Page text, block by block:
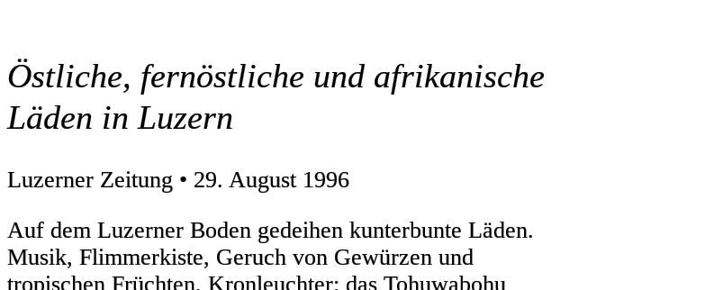
Östliche, fernöstliche und afrikanische
Läden in Luzern
Luzerner Zeitung • 29. August 1996
Auf dem Luzerner Boden gedeihen kunterbunte Läden.
Musik, Flimmerkiste, Geruch von Gewürzen und
tropischen Früchten, Kronleuchter: das Tohuwabohu